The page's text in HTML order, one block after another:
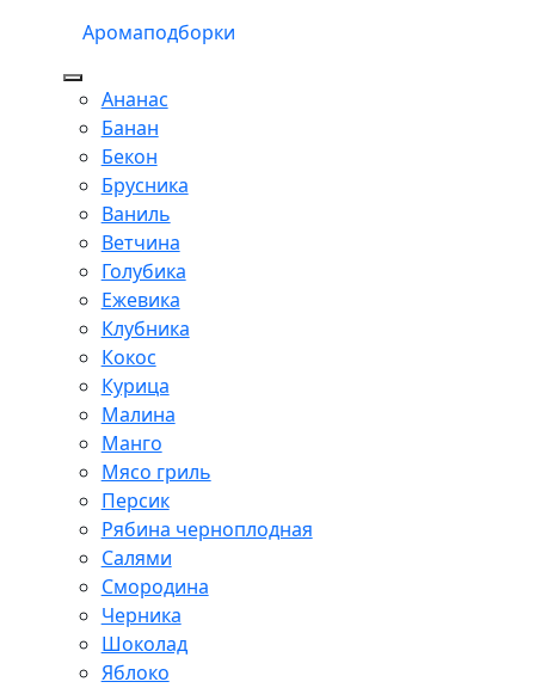
Аромаподборки
Ананас
Банан
Бекон
Брусника
Ваниль
Ветчина
Голубика
Ежевика
Клубника
Кокос
Курица
Малина
Манго
Мясо гриль
Персик
Рябина черноплодная
Салями
Смородина
Черника
Шоколад
Яблоко